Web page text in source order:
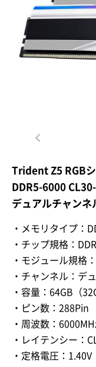
Trident Z5 RGB
DDR5-6000
デュアルチャン
・メモリタイプ：
・チップ規格：
・モジュール規格
・チャンネル：デ
・容量：64GB（
・ピン数：288Pin
・周波数：
・レイテンシー：
・定格電圧：1.40V